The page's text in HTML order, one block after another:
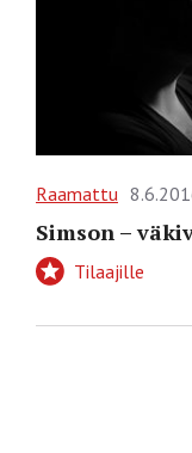
Raamattu
Simson –
Tilaajille